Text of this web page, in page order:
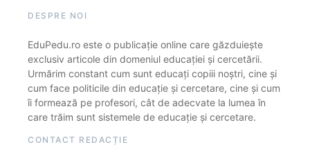
DESPRE NOI
EduPedu.ro este o publicație online care găzduiește
exclusiv articole din domeniul educației și cercetării.
Urmărim constant cum sunt educați copiii noștri, cine și
cum face politicile din educație și cercetare, cine și cum
îi formează pe profesori, cât de adecvate la lumea în
care trăim sunt sistemele de educație și cercetare.
CONTACT REDACȚIE